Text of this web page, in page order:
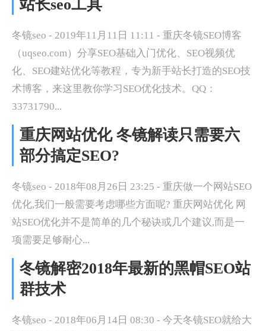
站长seo工具
冬镜seo - 2019年11月11日 11:11 - 重庆冬镜SEO博客
（uqseo.com）分享SEO基础入门优化、SEO视频优
化、SEO建站优化等教程，专为新手站长打造的SEO技
术博客，来这里教你学习SEO优化技术。QQ：
33731790...
重庆网站优化 冬镜解读只需要六
部分搞定SEO?
冬镜seo - 2018年08月26日 23:25 - 重庆做一个网站SEO
优化,我们一般需要考虑哪些方面呢? 重庆网站优化 网
站SEO优化并不是简单的几个秘诀或几个建议,而是一
项需要足够耐心...
冬镜解密2018年最新的黑帽SEO站
群技术
冬镜seo - 2018年06月14日 08:30 - 今天冬镜SEO就给大